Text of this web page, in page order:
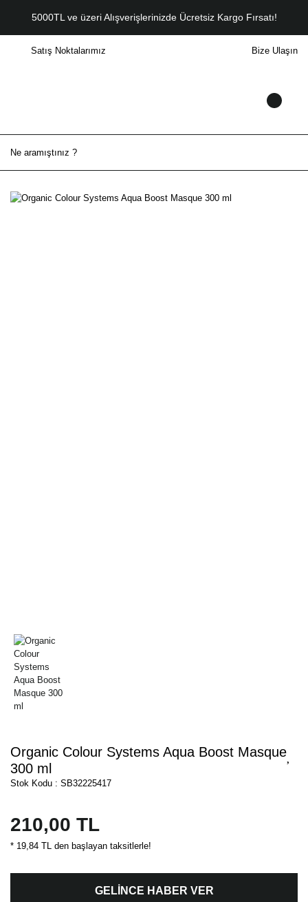
5000TL ve üzeri Alışverişlerinizde Ücretsiz Kargo Fırsatı!
Satış Noktalarımız Bize Ulaşın
Organic Colour Systems Aqua Boost Masque
300 ml
Stok Kodu : SB32225417
210,00 TL
* 19,84 TL den başlayan taksitlerle!
GELİNCE HABER VER